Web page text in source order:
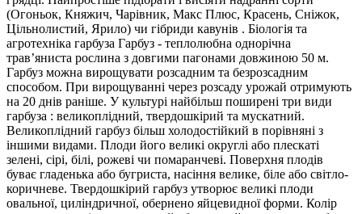
(Огоньок, Княжич, Чарівник, Макс Плюс, Красень, Сніжок,
Цільнолистий, Ярило) чи гібриди кавунів . Біологія та
агротехніка гарбуза Гарбуз - теплолюбна однорічна
трав’яниста рослина з довгими пагонами довжиною 50 м.
Гарбуз можна вирощувати розсадним та безрозсадним
способом. При вирощуванні через розсаду урожай отримують
на 20 днів раніше. У культурі найбільш поширені три види
гарбуза : великоплідний, твердошкірий та мускатний.
Великоплідний гарбуз більш холодостійкий в порівняні з
іншими видами. Плоди його великі округлі або плескаті
зелені, сірі, білі, рожеві чи помаранчеві. Поверхня плодів
буває гладенька або бугриста, насіння велике, біле або світло-
коричневе. Твердошкірий гарбуз утворює великі плоди
овальної, циліндричної, обернено яйцевидної форми. Колір